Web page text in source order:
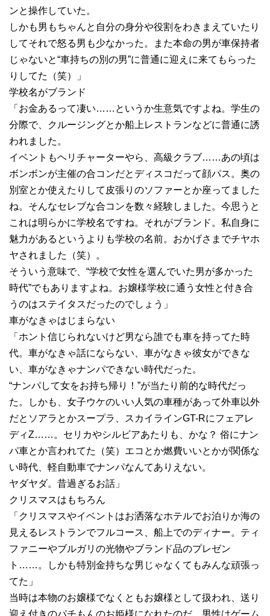
ンと操作していた。
しかも男もちゃんと自分の身分や役割をわきまえていたり
してそれで怒る男も少なかった。また本命の男が車保持者
じゃないと“車持ちの別の男”に普通に迎えに来てもらった
りしてた（笑）」
学校名がブランド
「お金あるって凄い……というか生意気ですよね。学生の
分際で、クルージングとか船上レストランなどに普通に誘
われました。
イベントもヘリチャーターやら、高級クラブ……あの頃は
ボンボンが主催の合コンだとディスコだって顔パス。奥の
別室とか使えたりして皮張りのソファーとか座ってました
ね。そんなセレブな合コンを数々経験しました。今思うと
これは明らかに学校名ですね。それがブランド。私自身に
魅力があるというよりも学校の名前。おかげさまでチヤホ
ヤされました（笑）。
そういう意味で、“学校で女性を選んでいた男が多かった
時代”でもありますよね。お嬢様学校に通う女性と付き合
うのはステイタスだったのでしょう」
車がなきゃはじまらない
「ホント信じられないけど男なら誰でも車を持ってた時
代。車がなきゃ話にならない、車がなきゃ彼女ができな
い、車がなきゃナンパできない時代だった。
“ナンパして女をお持ち帰り！”が当たり前的な時代だっ
た。しかも、女子ウケのいい人気の車種があって外車以外
だとソアラとかスープラ、スカイラインGT-Rにフェアレ
ディZ……。セリカやシルビアあたりも、かな？ 俗にナン
パ車とか言われてた（笑）エコとか燃費いいとかが関係な
い時代、軽自動車でナンパなんてありえない。
ヤダヤダ。昔過ぎるお話」
クリスマスはもちろん
「クリスマスやイベントはお洒落なホテルでお泊りか海の
見えるレストランでフルコース、船上でのディナー。ティ
ファニーやブルガリの光物やブランド品のプレゼン
ト……。しかも特別金持ちな男じゃなくてもみんな頑張っ
てた」
当時は本物のお嬢様でなくともお嬢様として扱われ、送り
迎え付きのパチもんのお姫様になれたのだ。男性はゲーム